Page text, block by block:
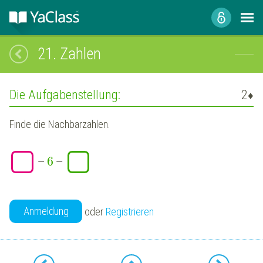
21. Zahlen
Die Aufgabenstellung: 2♦
Finde die Nachbarzahlen.
— 6 —
Anmeldung oder Registrieren